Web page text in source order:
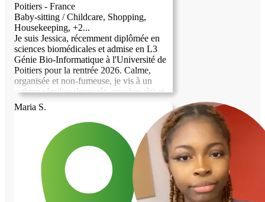
Poitiers - France
Baby-sitting / Childcare, Shopping,
Housekeeping, +2...
Je suis Jessica, récemment diplômée en
sciences biomédicales et admise en L3
Génie Bio-Informatique à l'Université de
Poitiers pour la rentrée 2026. Calme,
organisée et non-fumeuse, je vis à un
rythme régulier (lever tôt, coucher tôt) et
j'aime les environnements tranquilles.
Attachée à ma famille, j'apprécie les
échanges et la convivialité au quotidien. Je
peux aider pour les courses, le ménage ou
d'autres petits services. Je cherche un
hébergement proche du campus,
disponible à partir de septembre 2026.
Maria S.